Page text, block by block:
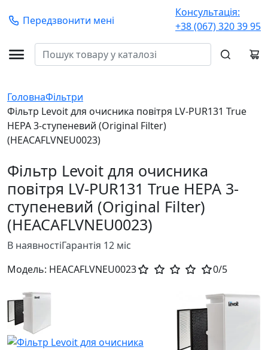
Передзвонити мені
Консультація:
+38 (067) 320 39 95
ГоловнаФільтри
Фільтр Levoit для очисника повітря LV-PUR131 True
HEPA 3-ступеневий (Original Filter)
(HEACAFLVNEU0023)
Фільтр Levoit для очисника
повітря LV-PUR131 True HEPA 3-
ступеневий (Original Filter)
(HEACAFLVNEU0023)
В наявностіГарантія 12 міс
Модель: HEACAFLVNEU0023 0/5